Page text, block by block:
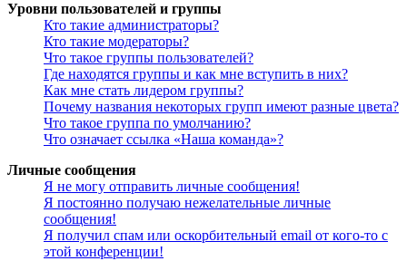
Уровни пользователей и группы
Кто такие администраторы?
Кто такие модераторы?
Что такое группы пользователей?
Где находятся группы и как мне вступить в них?
Как мне стать лидером группы?
Почему названия некоторых групп имеют разные цвета?
Что такое группа по умолчанию?
Что означает ссылка «Наша команда»?
Личные сообщения
Я не могу отправить личные сообщения!
Я постоянно получаю нежелательные личные
сообщения!
Я получил спам или оскорбительный email от кого-то с
этой конференции!